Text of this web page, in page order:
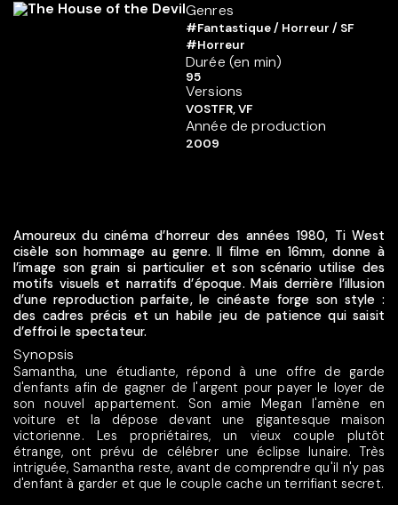
Genres
#Fantastique / Horreur / SF
#Horreur
Durée (en min)
95
Versions
VOSTFR, VF
Année de production
2009
Amoureux du cinéma d’horreur des années 1980, Ti West
cisèle son hommage au genre. Il filme en 16mm, donne à
l’image son grain si particulier et son scénario utilise des
motifs visuels et narratifs d’époque. Mais derrière l’illusion
d’une reproduction parfaite, le cinéaste forge son style :
des cadres précis et un habile jeu de patience qui saisit
d’effroi le spectateur.
Synopsis
Samantha, une étudiante, répond à une offre de garde
d'enfants afin de gagner de l'argent pour payer le loyer de
son nouvel appartement. Son amie Megan l'amène en
voiture et la dépose devant une gigantesque maison
victorienne. Les propriétaires, un vieux couple plutôt
étrange, ont prévu de célébrer une éclipse lunaire. Très
intriguée, Samantha reste, avant de comprendre qu'il n'y pas
d'enfant à garder et que le couple cache un terrifiant secret.